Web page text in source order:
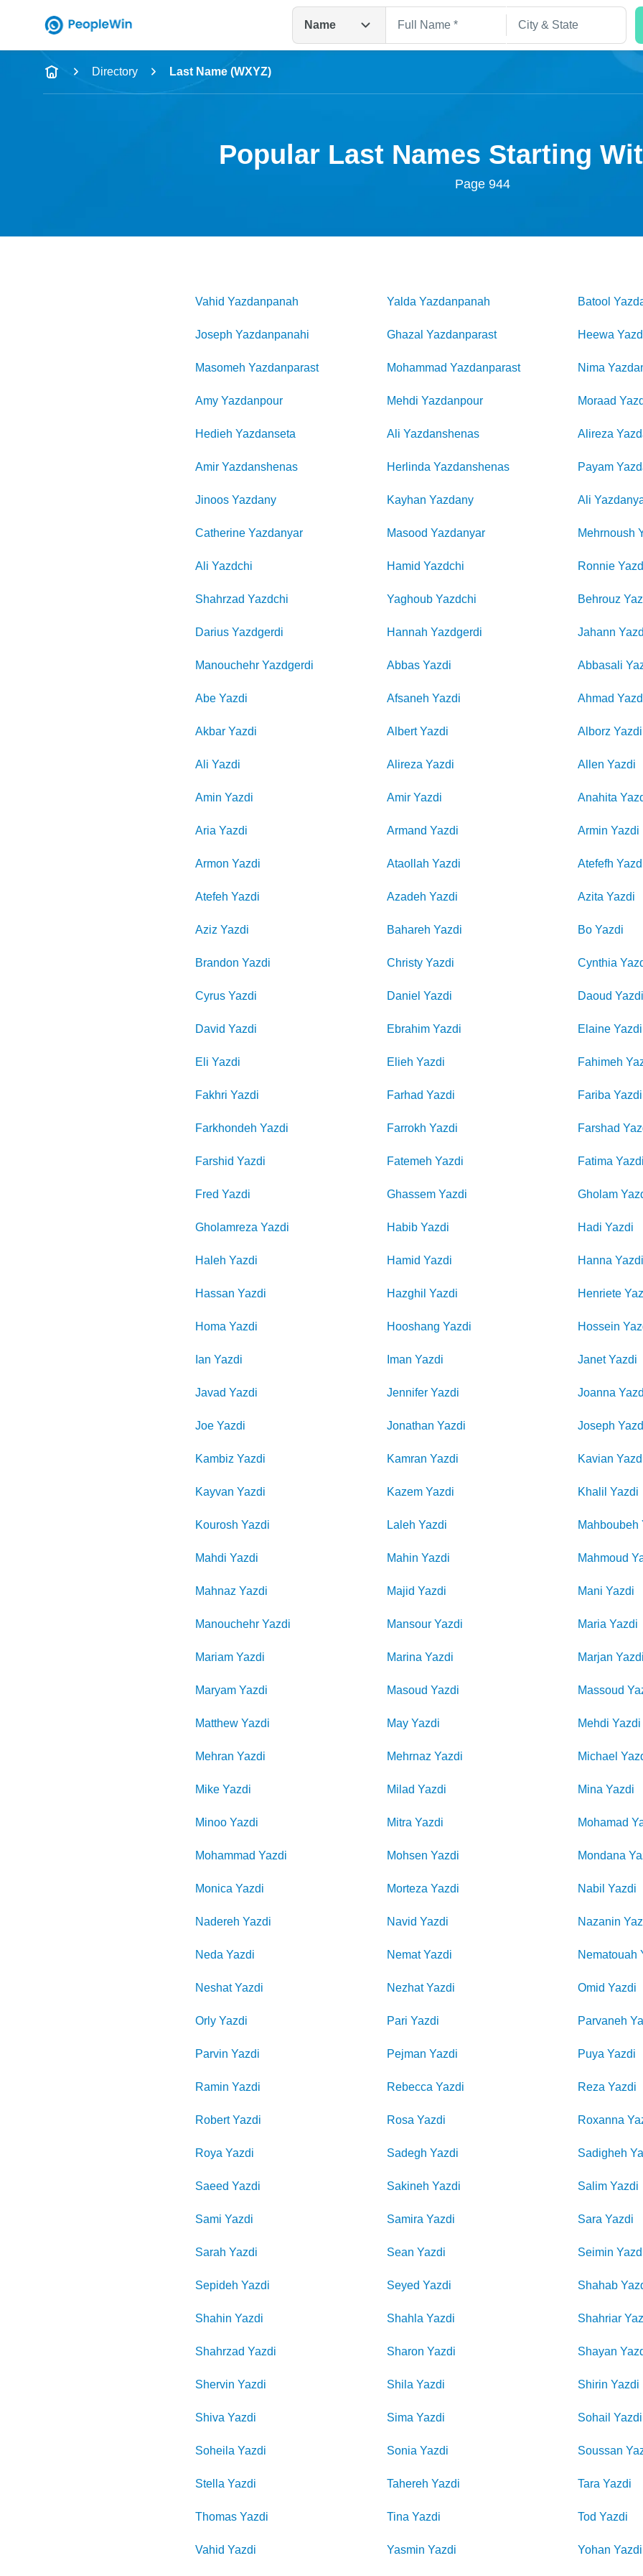
Name
Full Name
Directory Last Name (WXYZ)
Popular Last Names Starting
Page 944
Vahid Yazdanpanah Yalda Yazdanpanah Batool
Joseph Yazdanpanahi Ghazal Yazdanparast Heewa
Masomeh Yazdanparast Mohammad Yazdanparast Nima
Amy Yazdanpour Mehdi Yazdanpour Moraad
Hedieh Yazdanseta Ali Yazdanshenas Alireza
Amir Yazdanshenas Herlinda Yazdanshenas Payam
Jinoos Yazdany Kayhan Yazdany Ali
Catherine Yazdanyar Masood Yazdanyar Mehrnoush
Ali Yazdchi Hamid Yazdchi Ronnie
Shahrzad Yazdchi Yaghoub Yazdchi Behrouz
Darius Yazdgerdi Hannah Yazdgerdi Jahann
Manouchehr Yazdgerdi Abbas Yazdi Abbasali
Abe Yazdi Afsaneh Yazdi Ahmad
Akbar Yazdi Albert Yazdi Alborz Yazdi
Ali Yazdi Alireza Yazdi Allen Yazdi
Amin Yazdi Amir Yazdi Anahita
Aria Yazdi Armand Yazdi Armin Yazdi
Armon Yazdi Ataollah Yazdi Atefefh
Atefeh Yazdi Azadeh Yazdi Azita Yazdi
Aziz Yazdi Bahareh Yazdi Bo Yazdi
Brandon Yazdi Christy Yazdi Cynthia
Cyrus Yazdi Daniel Yazdi Daoud Yazdi
David Yazdi Ebrahim Yazdi Elaine Yazdi
Eli Yazdi Elieh Yazdi Fahimeh
Fakhri Yazdi Farhad Yazdi Fariba Yazdi
Farkhondeh Yazdi Farrokh Yazdi Farshad
Farshid Yazdi Fatemeh Yazdi Fatima Yazdi
Fred Yazdi Ghassem Yazdi Gholam
Gholamreza Yazdi Habib Yazdi Hadi Yazdi
Haleh Yazdi Hamid Yazdi Hanna Yazdi
Hassan Yazdi Hazghil Yazdi Henriete
Homa Yazdi Hooshang Yazdi Hossein
Ian Yazdi Iman Yazdi Janet Yazdi
Javad Yazdi Jennifer Yazdi Joanna
Joe Yazdi Jonathan Yazdi Joseph
Kambiz Yazdi Kamran Yazdi Kavian
Kayvan Yazdi Kazem Yazdi Khalil Yazdi
Kourosh Yazdi Laleh Yazdi Mahboubeh
Mahdi Yazdi Mahin Yazdi Mahmoud
Mahnaz Yazdi Majid Yazdi Mani Yazdi
Manouchehr Yazdi Mansour Yazdi Maria Yazdi
Mariam Yazdi Marina Yazdi Marjan Yazdi
Maryam Yazdi Masoud Yazdi Massoud
Matthew Yazdi May Yazdi Mehdi Yazdi
Mehran Yazdi Mehrnaz Yazdi Michael
Mike Yazdi Milad Yazdi Mina Yazdi
Minoo Yazdi Mitra Yazdi Mohamad
Mohammad Yazdi Mohsen Yazdi Mondana
Monica Yazdi Morteza Yazdi Nabil Yazdi
Nadereh Yazdi Navid Yazdi Nazanin
Neda Yazdi Nemat Yazdi Nematouah
Neshat Yazdi Nezhat Yazdi Omid Yazdi
Orly Yazdi Pari Yazdi Parvaneh
Parvin Yazdi Pejman Yazdi Puya Yazdi
Ramin Yazdi Rebecca Yazdi Reza Yazdi
Robert Yazdi Rosa Yazdi Roxanna
Roya Yazdi Sadegh Yazdi Sadigheh
Saeed Yazdi Sakineh Yazdi Salim Yazdi
Sami Yazdi Samira Yazdi Sara Yazdi
Sarah Yazdi Sean Yazdi Seimin
Sepideh Yazdi Seyed Yazdi Shahab
Shahin Yazdi Shahla Yazdi Shahriar
Shahrzad Yazdi Sharon Yazdi Shayan
Shervin Yazdi Shila Yazdi Shirin Yazdi
Shiva Yazdi Sima Yazdi Sohail Yazdi
Soheila Yazdi Sonia Yazdi Soussan
Stella Yazdi Tahereh Yazdi Tara Yazdi
Thomas Yazdi Tina Yazdi Tod Yazdi
Vahid Yazdi Yasmin Yazdi Yohan Yazdi